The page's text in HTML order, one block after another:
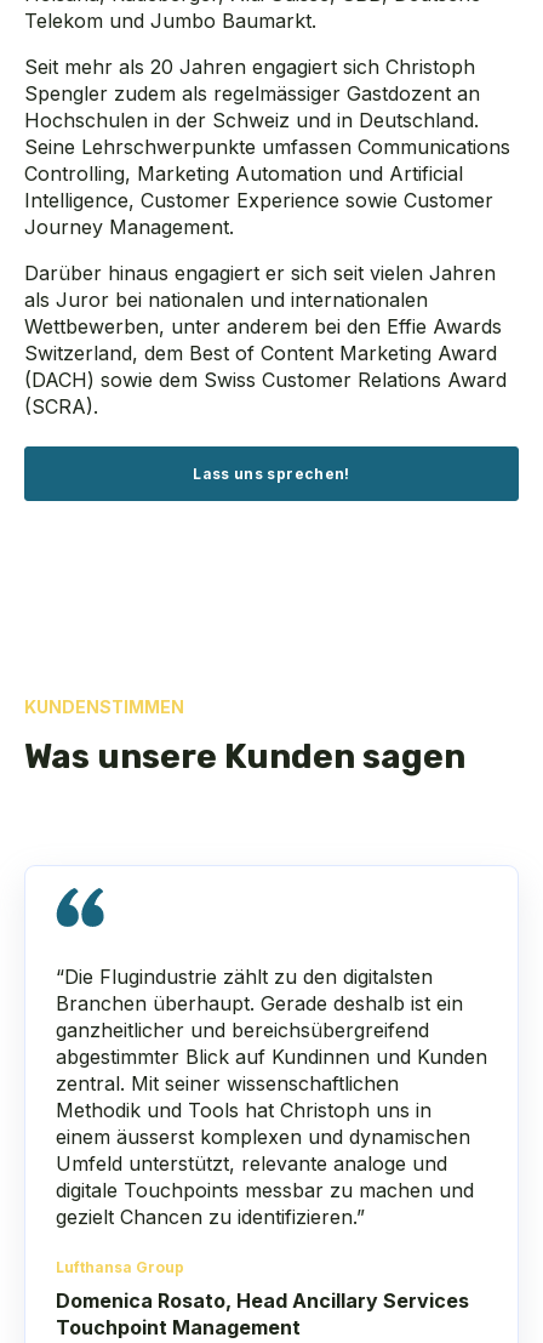
Telekom und Jumbo Baumarkt.
Seit mehr als 20 Jahren engagiert sich Christoph
Spengler zudem als regelmässiger Gastdozent an
Hochschulen in der Schweiz und in Deutschland.
Seine Lehrschwerpunkte umfassen Communications
Controlling, Marketing Automation und Artificial
Intelligence, Customer Experience sowie Customer
Journey Management.
Darüber hinaus engagiert er sich seit vielen Jahren
als Juror bei nationalen und internationalen
Wettbewerben, unter anderem bei den Effie Awards
Switzerland, dem Best of Content Marketing Award
(DACH) sowie dem Swiss Customer Relations Award
(SCRA).
Lass uns sprechen!
KUNDENSTIMMEN
Was unsere Kunden sagen
“Die Flugindustrie zählt zu den digitalsten
Branchen überhaupt. Gerade deshalb ist ein
ganzheitlicher und bereichsübergreifend
abgestimmter Blick auf Kundinnen und Kunden
zentral. Mit seiner wissenschaftlichen
Methodik und Tools hat Christoph uns in
einem äusserst komplexen und dynamischen
Umfeld unterstützt, relevante analoge und
digitale Touchpoints messbar zu machen und
gezielt Chancen zu identifizieren.”
Lufthansa Group
Domenica Rosato, Head Ancillary Services
Touchpoint Management